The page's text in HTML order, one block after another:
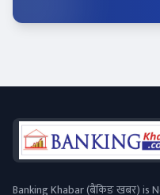
Banking Khabar (बैंकिङ खबर) is